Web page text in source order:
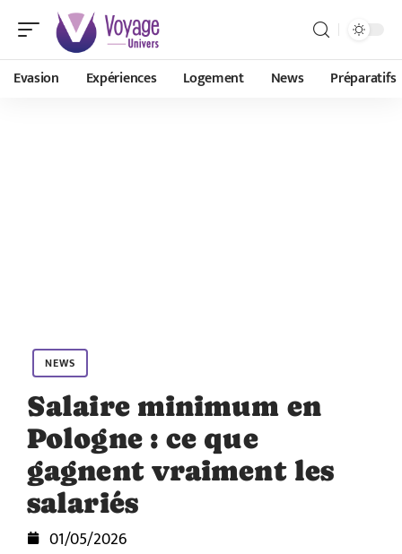
Evasion Expériences Logement News Préparatifs
NEWS
Salaire minimum en
Pologne : ce que
gagnent vraiment les
salariés
01/05/2026